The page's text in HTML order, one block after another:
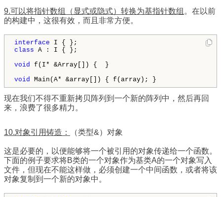
9.可以将指针数组（显式或隐式）转换为基指针数组 。在以前
的构建中，这很有效，而且非常方便。
interface
class A : I { };
void f(I* &Array[]) {  }
void Main(A* &array[]) { f(array); }
现在我们不得不重新拷贝阵列到一个新的阵列中，然后再回
来，浪费了很多精力。
10.对象引用铸造： （类型&）对象
这是必要的，以便能够将一个被引用的对象传递给一个函数。
下面的例子要求将B类的一个对象作为基类A的一个对象写入
文件，但现在不能这样做，必须创建一个中间函数，或者将该
对象复制到一个新的对象中。